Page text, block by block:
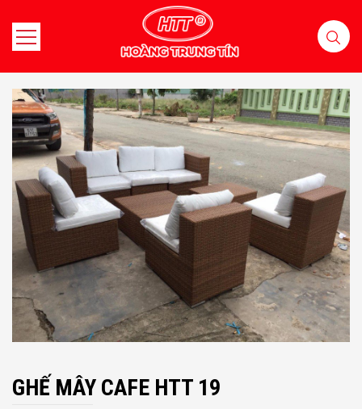
GHẾ MÂY CAFE HTT 19